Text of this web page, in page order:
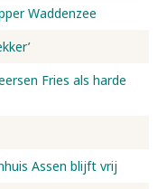
Waddenzee
Fries als harde
Assen blijft vrij